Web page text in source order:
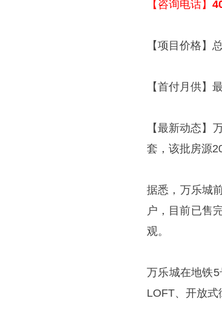
【咨询电话】
【项目价格】
【首付月供】
【最新动态】
套，该批房源
据悉，万乐城
户，目前已售
观。
万乐城在地铁5
LOFT、开放式